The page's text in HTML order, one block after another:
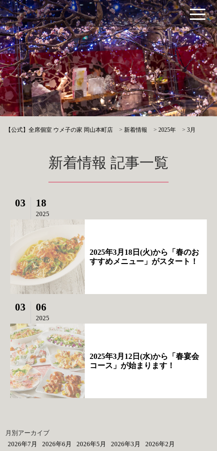
【公式】全席個室 ウメ子の家 岡山本町店 >新着情報 >2025年 >3月
新着情報 記事一覧
03 18
2025
2025年3月18日(火)から「春のお
すすめメニュー」がスタート！
03 06
2025
2025年3月12日(水)から「春宴会
コース」が始まります！
月別アーカイブ
2026年7月
2026年6月 2026年5月 2026年3月
2026年2月